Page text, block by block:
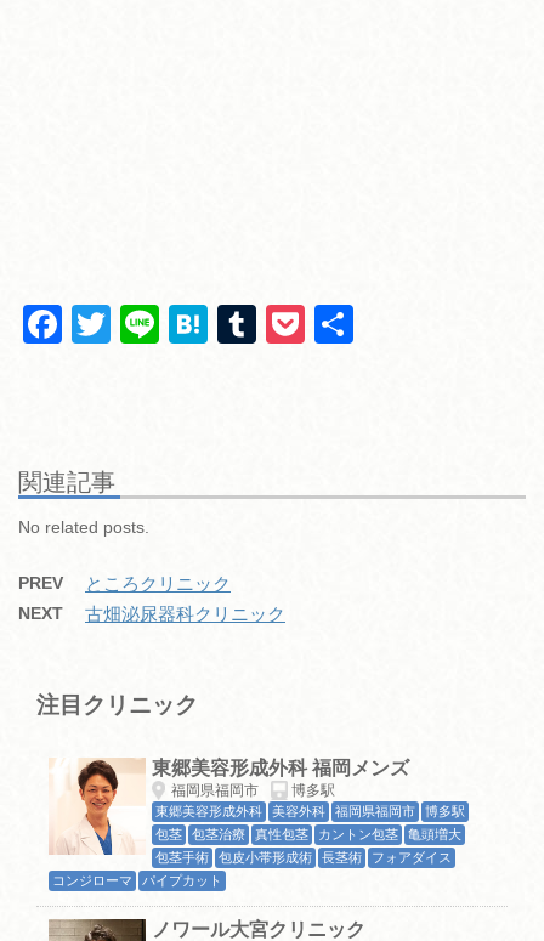
F
b
o
k
T
Li
H
T
P
関連記事
No related posts.
PREV ところクリニック
NEXT 古畑泌尿器科クリニック
注目クリニック
東郷美容形成外科 福岡メンズ
福岡県福岡市 博多駅
東郷美容形成外科 美容外科 福岡県福岡市
博多駅
包茎
包茎治療 真性包茎 カントン包茎
亀頭増大
包茎手術
包皮小帯形成術 長茎術
フォアダイス
コンジローマ
パイプカット
ノワール大宮クリニック